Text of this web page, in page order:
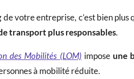
votre entreprise, c’est bien plus
transport plus responsables.
des Mobilités (LOM) impose une
à mobilité réduite.